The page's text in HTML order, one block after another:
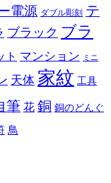
電源 ダブル彫刻 テ
ブラック ブラ
ト マンション ミニ
天体 家紋 工具
筆 花 銅 銅のどんぐ
鳥